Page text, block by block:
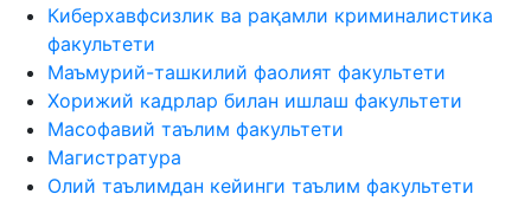
Киберхавфсизлик ва рақамли криминалистика
факультети
Маъмурий-ташкилий фаолият факультети
Хорижий кадрлар билан ишлаш факультети
Масофавий таълим факультети
Магистратура
Олий таълимдан кейинги таълим факультети